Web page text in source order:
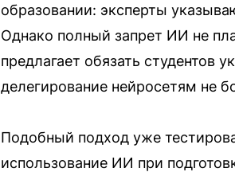
образовании: эксперты
Однако полный запрет ИИ не
предлагает обязать
делегирование нейросетям не
Подобный подход уже
использование ИИ при